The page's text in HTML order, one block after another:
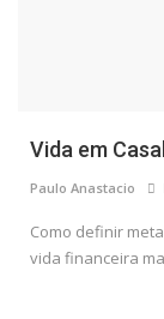
Vida em
Paulo Anastacio
Como definir
vida financeira